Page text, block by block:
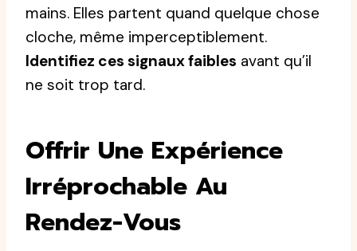
mains. Elles partent quand quelque chose
cloche, même imperceptiblement.
Identifiez ces signaux faibles avant qu’il
ne soit trop tard.
Offrir Une Expérience
Irréprochable Au
Rendez-Vous